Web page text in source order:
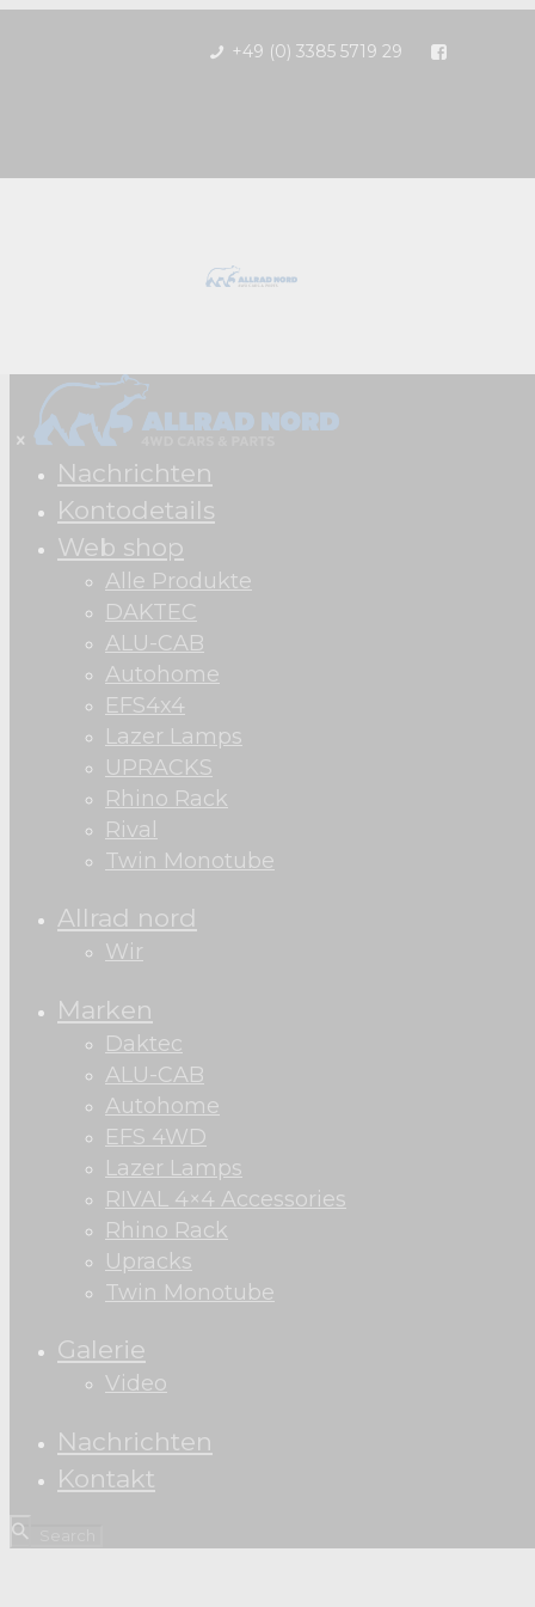
+49 (0) 3385 5719 29
Nachrichten
Kontodetails
Web shop
Alle Produkte
DAKTEC
ALU-CAB
Autohome
EFS4x4
Lazer Lamps
UPRACKS
Rhino Rack
Rival
Twin Monotube
Allrad nord
Wir
Marken
Daktec
ALU-CAB
Autohome
EFS 4WD
Lazer Lamps
RIVAL 4×4 Accessories
Rhino Rack
Upracks
Twin Monotube
Galerie
Video
Nachrichten
Kontakt